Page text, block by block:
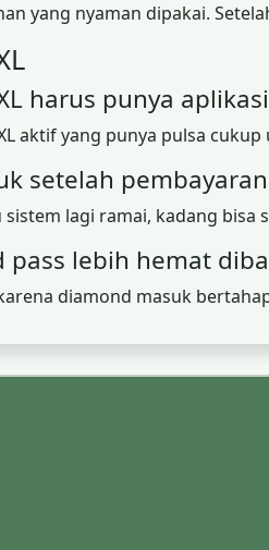
yang nyaman dipakai.
harus punya
aktif yang punya pulsa
setelah
lagi ramai, kadang bisa
lebih hemat
diamond masuk